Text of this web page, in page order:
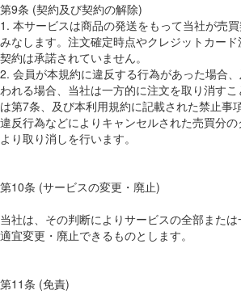
第9条 (契約及び契約の解除)
1. 本サービスは商品の発送をもって当社が売
みなします。注文確定時点やクレジットカー
契約は承諾されていません。
2. 会員が本規約に違反する行為があった場合
われる場合、当社は一方的に注文を取り消す
は第7条、及び本利用規約に記載された禁止事
違反行為などによりキャンセルされた売買分
より取り消しを行います。
第10条 (サービスの変更・廃止)
当社は、その判断によりサービスの全部または
適宜変更・廃止できるものとします。
第11条 (免責)